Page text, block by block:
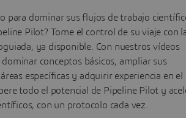
para dominar sus flujos de trabajo
Pilot? Tome el control de su viaje con
ya disponible. Con nuestros vídeos
conceptos básicos, ampliar sus
específicas y adquirir experiencia en el
todo el potencial de Pipeline Pilot y
con un protocolo cada vez.